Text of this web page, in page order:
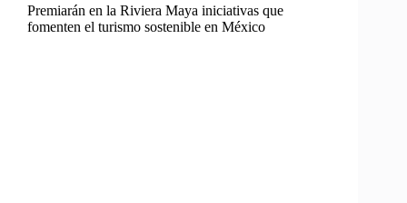
Premiarán en la Riviera Maya iniciativas que
fomenten el turismo sostenible en México